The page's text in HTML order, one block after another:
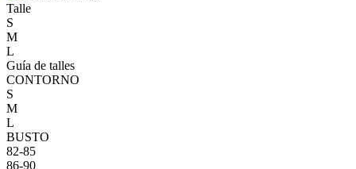
Talle
S
M
L
Guía de talles
CONTORNO
S
M
L
BUSTO
82-85
86-90